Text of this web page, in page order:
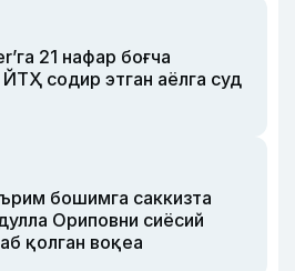
21 нафар боғча
содир этган аёлга суд
бошимга саккизта
Ориповни сиёсий
қолган воқеа